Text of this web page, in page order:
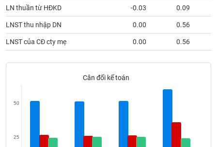
LN thuần từ HĐKD -0.03 0.09
LNST thu nhập DN 0.00 0.56
LNST của CĐ cty mẹ 0.00 0.56
Cân đối kế toán
25
50
Tin
tức
(-)
Bài
(-)
cáo